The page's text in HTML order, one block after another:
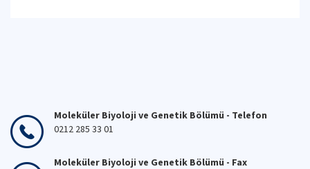
Moleküler Biyoloji ve Genetik Bölümü - Telefon
0212 285 33 01
Moleküler Biyoloji ve Genetik Bölümü - Fax